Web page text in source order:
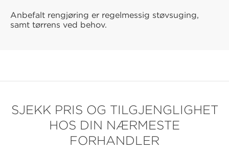
Anbefalt rengjøring er regelmessig støvsuging,
samt tørrens ved behov.
SJEKK PRIS OG TILGJENGLIGHET
HOS DIN NÆRMESTE
FORHANDLER